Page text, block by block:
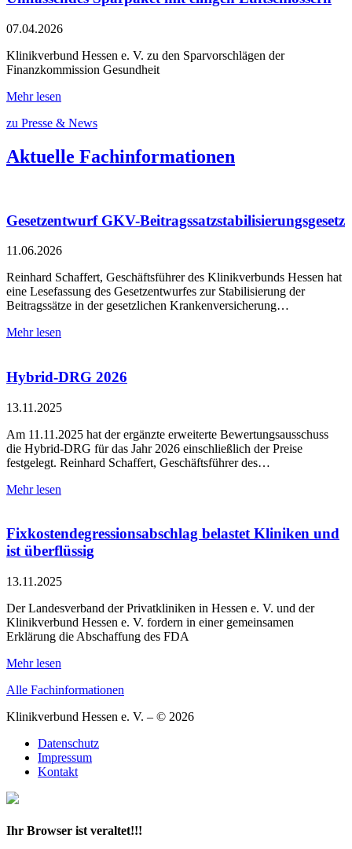
07.04.2026
Klinikverbund Hessen e. V. zu den Sparvorschlägen der
Finanzkommission Gesundheit
Mehr lesen
zu Presse & News
Aktuelle Fachinformationen
Gesetzentwurf GKV-Beitragssatzstabilisierungsgesetz
11.06.2026
Reinhard Schaffert, Geschäftsführer des Klinikverbunds Hessen hat
eine Lesefassung des Gesetzentwurfes zur Stabilisierung der
Beitragssätze in der gesetzlichen Krankenversicherung…
Mehr lesen
Hybrid-DRG 2026
13.11.2025
Am 11.11.2025 hat der ergänzte erweiterte Bewertungsausschuss
die Hybrid-DRG für das Jahr 2026 einschließlich der Preise
festgelegt. Reinhard Schaffert, Geschäftsführer des…
Mehr lesen
Fixkostendegressionsabschlag belastet Kliniken und
ist überflüssig
13.11.2025
Der Landesverband der Privatkliniken in Hessen e. V. und der
Klinikverbund Hessen e. V. fordern in einer gemeinsamen
Erklärung die Abschaffung des FDA
Mehr lesen
Alle Fachinformationen
Klinikverbund Hessen e. V. – © 2026
Datenschutz
Impressum
Kontakt
Ihr Browser ist veraltet!!!